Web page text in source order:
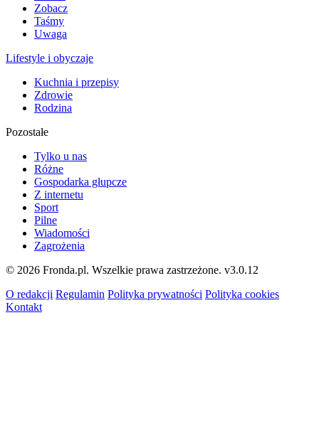
Zobacz
Taśmy
Uwaga
Lifestyle i obyczaje
Kuchnia i przepisy
Zdrowie
Rodzina
Pozostałe
Tylko u nas
Różne
Gospodarka głupcze
Z internetu
Sport
Pilne
Wiadomości
Zagrożenia
© 2026 Fronda.pl. Wszelkie prawa zastrzeżone. v3.0.12
O redakcji Regulamin Polityka prywatności Polityka cookies
Kontakt